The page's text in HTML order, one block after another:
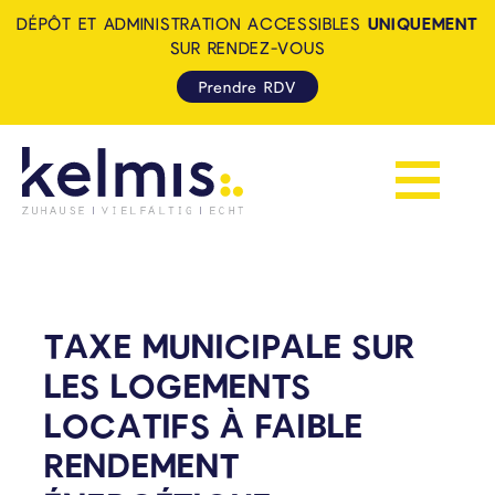
Afficher la
DÉPÔT ET ADMINISTRATION ACCESSIBLES UNIQUEMENT
SUR RENDEZ-VOUS
Prendre RDV
TAXE MUNICIPALE SUR
LES LOGEMENTS
LOCATIFS À FAIBLE
RENDEMENT